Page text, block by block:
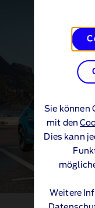
Sie können
mit den
Dies kann
Weitere